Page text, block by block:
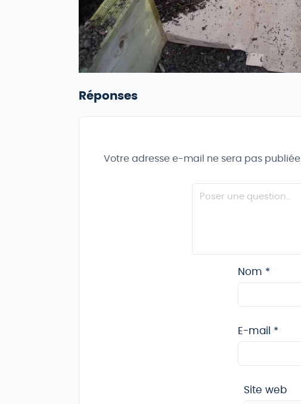
Réponses
Votre adresse e-mail ne sera pas publiée.
Nom *
E-mail *
Site web